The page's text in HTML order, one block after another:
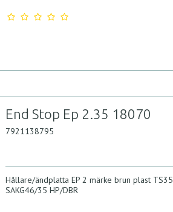
End Stop Ep 2.35 18070
7921138795
Hållare/ändplatta EP 2 märke brun plast TS35
SAKG46/35 HP/DBR